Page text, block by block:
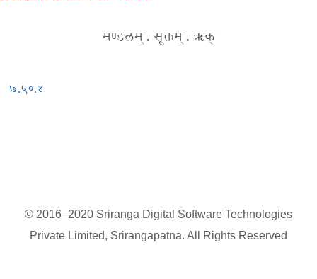
मण्डलम् . सूक्तम् . ऋक्
७.५०.४
© 2016–2020 Sriranga Digital Software Technologies
Private Limited, Srirangapatna. All Rights Reserved